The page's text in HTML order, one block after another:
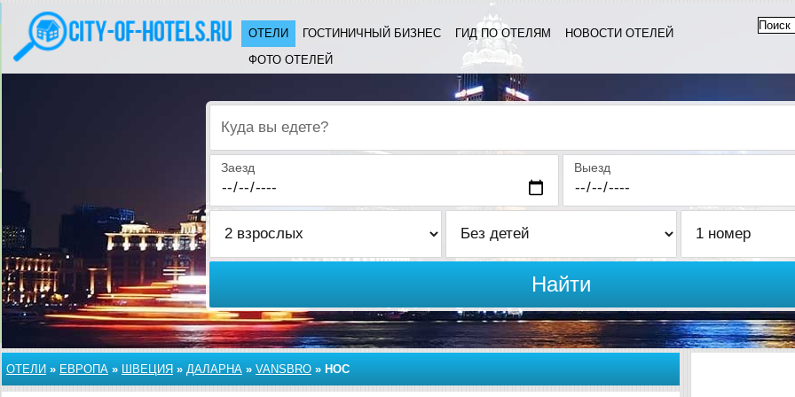
ОТЕЛИ ГОСТИНИЧНЫЙ БИЗНЕС ГИД ПО ОТЕЛЯМ
НОВОСТИ ОТЕЛЕЙ
ФОТО ОТЕЛЕЙ
Куда вы едете?
Заезд Выезд
Найти
ОТЕЛИ » ЕВРОПА » ШВЕЦИЯ » ДАЛАРНА » VANSBRO » НОС